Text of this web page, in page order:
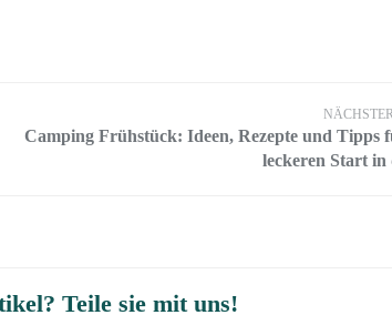
Camping Frühstück: Ideen, Rezepte und Tipps
leckeren Start in
Teile sie mit uns!